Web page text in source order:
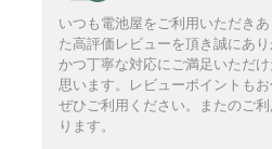
いつも電池屋をご利用いただき
た高評価レビューを頂き誠にあ
かつ丁寧な対応にご満足いただ
思います。レビューポイントもお
ぜひご利用ください。またのご
ります。